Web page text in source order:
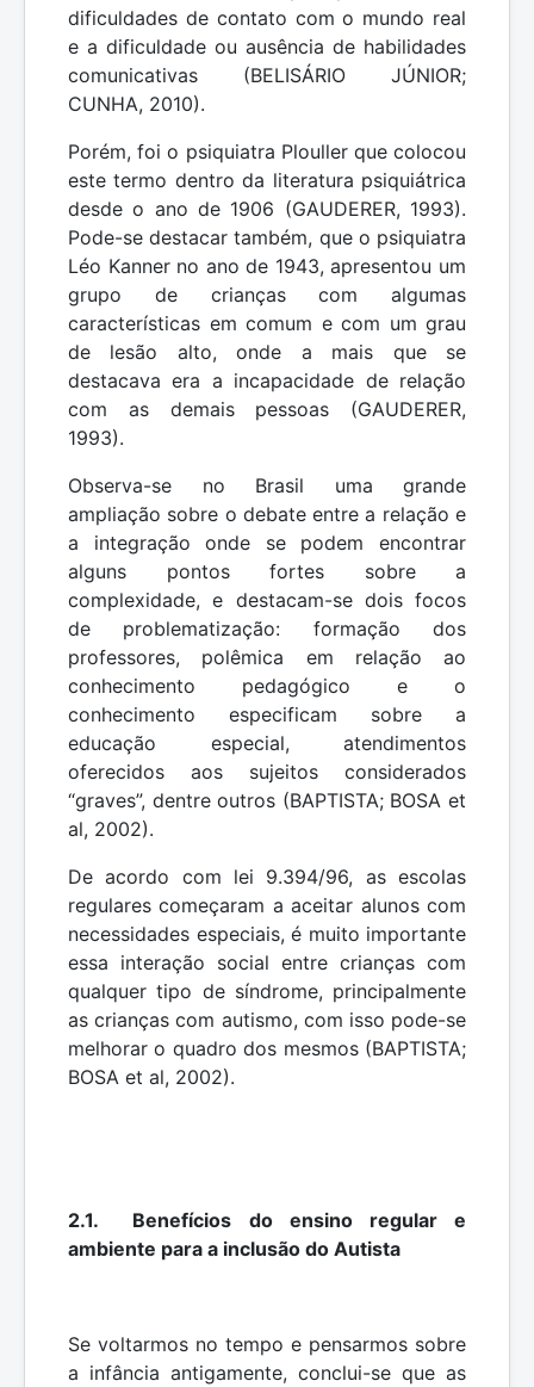
dificuldades de contato com o mundo real
e a dificuldade ou ausência de habilidades
comunicativas (BELISÁRIO JÚNIOR;
CUNHA, 2010).
Porém, foi o psiquiatra Plouller que colocou
este termo dentro da literatura psiquiátrica
desde o ano de 1906 (GAUDERER, 1993).
Pode-se destacar também, que o psiquiatra
Léo Kanner no ano de 1943, apresentou um
grupo de crianças com algumas
características em comum e com um grau
de lesão alto, onde a mais que se
destacava era a incapacidade de relação
com as demais pessoas (GAUDERER,
1993).
Observa-se no Brasil uma grande
ampliação sobre o debate entre a relação e
a integração onde se podem encontrar
alguns pontos fortes sobre a
complexidade, e destacam-se dois focos
de problematização: formação dos
professores, polêmica em relação ao
conhecimento pedagógico e o
conhecimento especificam sobre a
educação especial, atendimentos
oferecidos aos sujeitos considerados
“graves”, dentre outros (BAPTISTA; BOSA et
al, 2002).
De acordo com lei 9.394/96, as escolas
regulares começaram a aceitar alunos com
necessidades especiais, é muito importante
essa interação social entre crianças com
qualquer tipo de síndrome, principalmente
as crianças com autismo, com isso pode-se
melhorar o quadro dos mesmos (BAPTISTA;
BOSA et al, 2002).
2.1. Benefícios do ensino regular e
ambiente para a inclusão do Autista
Se voltarmos no tempo e pensarmos sobre
a infância antigamente, conclui-se que as